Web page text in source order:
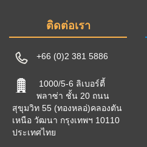
ติดต่อเรา
+66 (0)2 381 5886
1000/5-6 ลิเบอร์ตี้
พลาซ่า ชั้น 20 ถนน
สุขุมวิท 55 (ทองหลอ่)คลองตัน
เหนือ วัฒนา กรุงเทพฯ 10110
ประเทศไทย